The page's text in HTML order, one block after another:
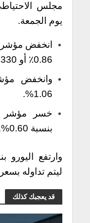
مجلس
يوم الجمعة.
انخفض مؤشر
0.86٪ أو 330 نقطة.
1.06%.
بنسبة 0.60%.
ليتم تداوله بسعر 1.08313.
قد يعجبك كذلك